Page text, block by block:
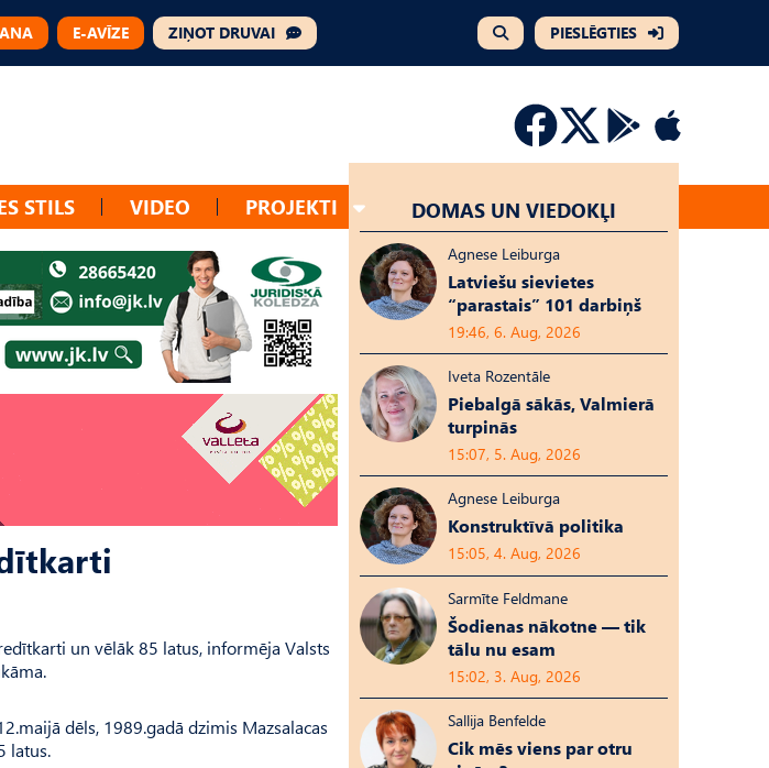
E-AVĪZE ZIŅOT DRUVAI PIESLĒGTIES
STILS VIDEO PROJEKTI
un vēlāk 85 latus, informēja Valsts
dēls, 1989.gadā dzimis Mazsalacas
latus.
DOMAS UN VIEDOKĻI
Agnese Leiburga
Latviešu sievietes
“parastais” 101 darbiņš
19:46, 6. Aug, 2026
Iveta Rozentāle
Piebalgā sākās, Valmierā
turpinās
15:07, 5. Aug, 2026
Agnese Leiburga
Konstruktīvā politika
15:05, 4. Aug, 2026
Sarmīte Feldmane
Šodienas nākotne — tik
tālu nu esam
15:02, 3. Aug, 2026
Sallija Benfelde
Cik mēs viens par otru